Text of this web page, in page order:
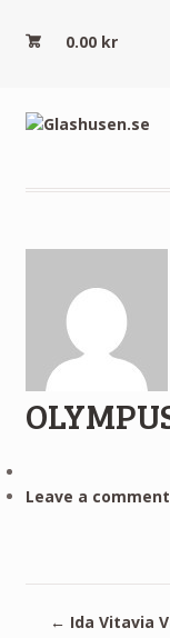
0.00 kr
Leave a comment
← Ida Vitavia